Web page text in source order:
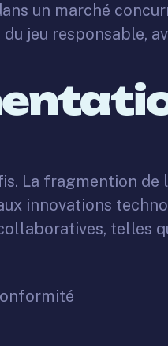
un marché
jeu responsable,
La fragmention de
innovations
telles